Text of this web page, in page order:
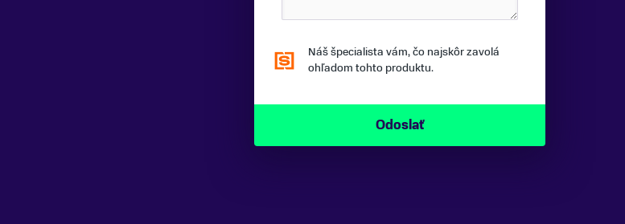
Náš špecialista vám, čo najskôr zavolá
ohľadom tohto produktu.